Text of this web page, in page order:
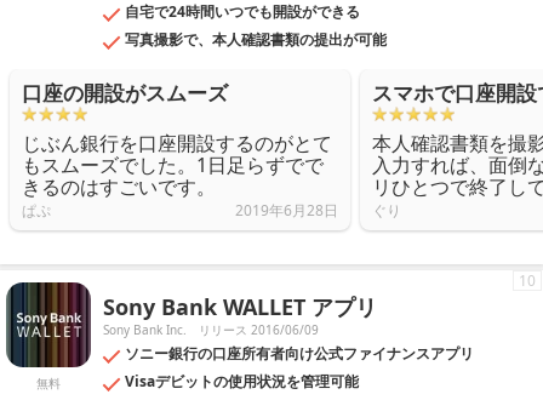
自宅で24時間いつでも開設ができる
写真撮影で、本人確認書類の提出が可能
口座の開設がスムーズ
じぶん銀行を口座開設するのがとて
もスムーズでした。1日足らずでで
きるのはすごいです。
ぱぷ 2019年6月28日
スマホで口座開設
本人確認書類を撮
入力すれば、面倒
リひとつで終了し
ぐり
無料
Sony Bank WALLET アプリ
Sony Bank Inc. リリース 2016/06/09
ソニー銀行の口座所有者向け公式ファイナンスアプリ
Visaデビットの使用状況を管理可能
10